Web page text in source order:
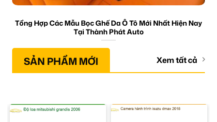
Tổng Hợp Các Mẫu Bọc Ghế Da Ô Tô Mới Nhất Hiện Nay
Tại Thành Phát Auto
SẢN PHẨM MỚI Xem tất cả